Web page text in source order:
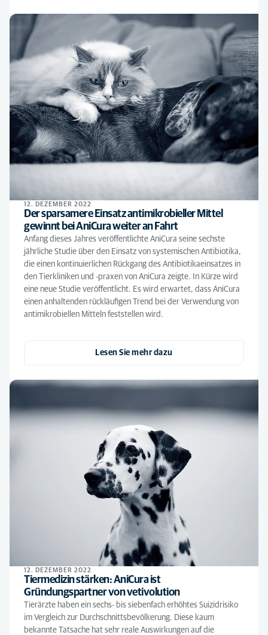
12. DEZEMBER 2022
Der sparsamere Einsatz antimikrobieller Mittel
gewinnt bei AniCura weiter an Fahrt
Anfang dieses Jahres veröffentlichte AniCura seine sechste
jährliche Studie über den Einsatz von systemischen Antibiotika,
die einen kontinuierlichen Rückgang des Antibiotikaeinsatzes in
den Tierkliniken und -praxen von AniCura zeigte. In Kürze wird
eine neue Studie veröffentlicht. Es wird erwartet, dass AniCura
einen anhaltenden rückläufigen Trend bei der Verwendung von
antimikrobiellen Mitteln feststellen wird.
Lesen Sie mehr dazu
12. DEZEMBER 2022
Tiermedizin stärken: AniCura ist
Gründungspartner von vetivolution
Tierärzte haben ein sechs- bis siebenfach erhöhtes Suizidrisiko
im Vergleich zur Durchschnittsbevölkerung. Diese kaum
bekannte Tatsache hat sehr reale Auswirkungen auf die